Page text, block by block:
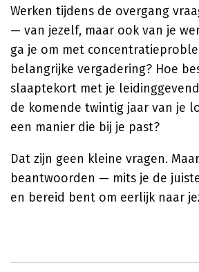
Werken tijdens de overgang
— van jezelf, maar ook van je
ga je om met
belangrijke vergadering? Hoe
slaaptekort met je
de komende twintig jaar van je
een manier die bij je past?
Dat zijn geen kleine vragen.
beantwoorden — mits je de
en bereid bent om eerlijk naar